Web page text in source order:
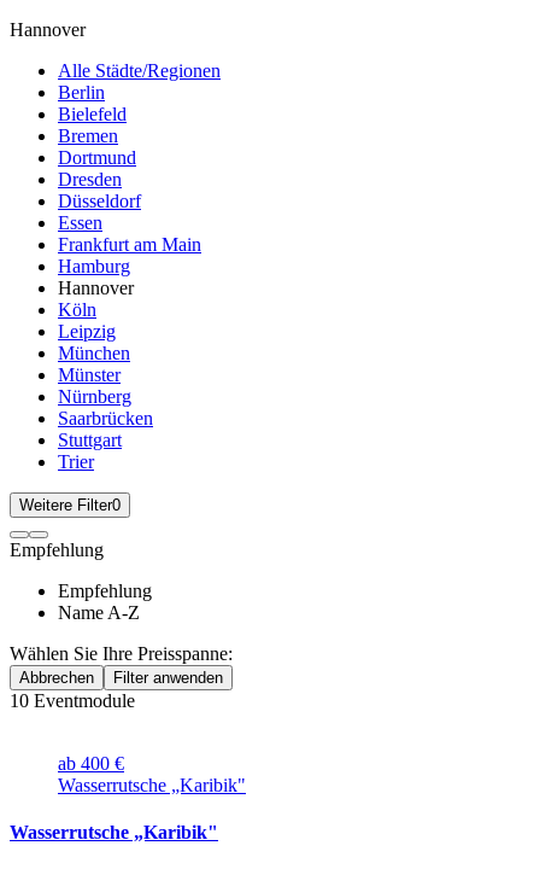
Hannover
Alle Städte/Regionen
Berlin
Bielefeld
Bremen
Dortmund
Dresden
Düsseldorf
Essen
Frankfurt am Main
Hamburg
Hannover
Köln
Leipzig
München
Münster
Nürnberg
Saarbrücken
Stuttgart
Trier
Weitere Filter0
Empfehlung
Empfehlung
Name A-Z
Wählen Sie Ihre Preisspanne:
Abbrechen Filter anwenden
10 Eventmodule
ab 400 €
Wasserrutsche „Karibik"
Wasserrutsche „Karibik"